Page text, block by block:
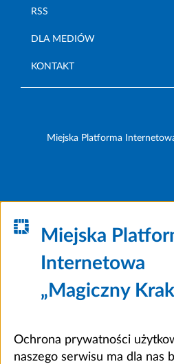
RSS
DLA MEDIÓW
KONTAKT
Miejska Platforma
Miejska
Internetowa
„Magiczny
Ochrona prywatności
naszego serwisu ma dla nas